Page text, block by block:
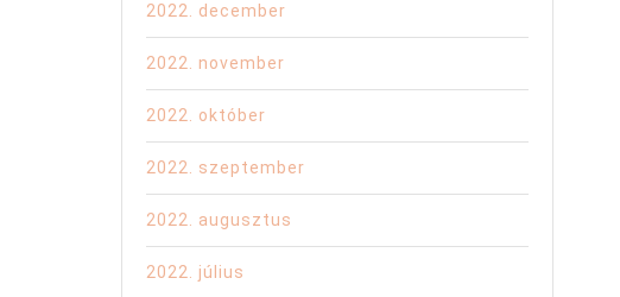
2022. december
2022. november
2022. október
2022. szeptember
2022. augusztus
2022. július